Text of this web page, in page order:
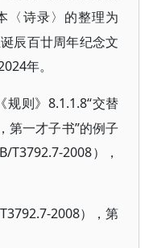
诗录〉的整理为
辰百廿周年纪念文
年。
规则》 8.1.1.8“交替
第一才子书”的例子
T3792.7-2008），
2008），第